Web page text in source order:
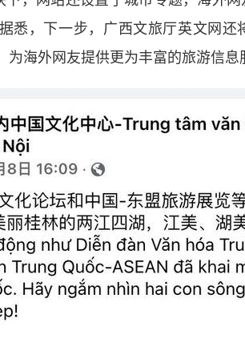
悉，下一步，广西文旅厅英文网
为海外网友提供更为丰富的旅游信息